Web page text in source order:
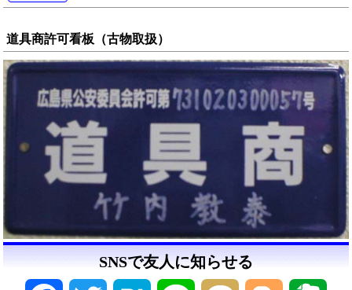
道具商許可看板（古物取扱）
SNSで友人に知らせる